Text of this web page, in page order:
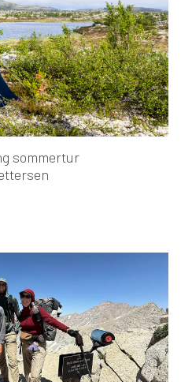
sommertur